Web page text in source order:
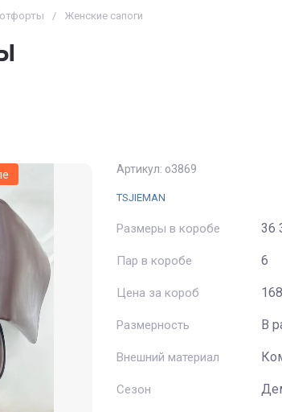
/ Женские сапоги
Артикул: о3869
TSJIEMAN
Размеры в коробе 36
Пар в коробе 6
Цена за короб
Размерность В
Внешний материал
Сезон